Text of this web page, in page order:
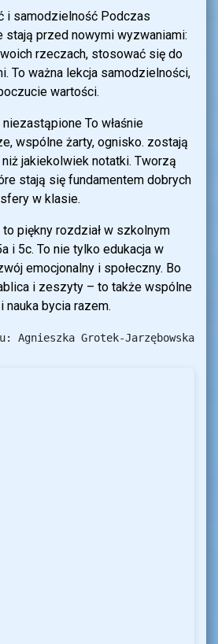
i samodzielność Podczas
przed nowymi wyzwaniami:
rzeczach, stosować się do
To ważna lekcja samodzielności,
wartości.
To właśnie
wspólne żarty, ognisko. zostają
niż jakiekolwiek notatki. Tworzą
stają się fundamentem dobrych
w klasie.
to piękny rozdział w szkolnym
i 5c. To nie tylko edukacja w
emocjonalny i społeczny. Bo
i zeszyty – to także wspólne
bycia razem.
Agnieszka Grotek-Jarzębowska